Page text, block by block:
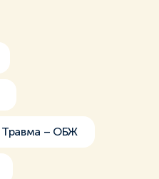
Травма – ОБЖ